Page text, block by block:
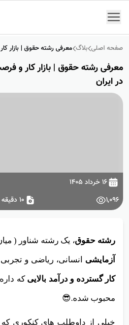
صفحه اصلی بلاگ معرفی رشته حقوق | بازار
معرفی رشته حقوق | بازار کار و
در ایران
۱۶ خرداد ۱۴۰۵
رشته حقوق، یک رشته شناور (
آزمایشیانسانی، ریاضی و
کار گسترده و درآمد بالایی
محبوب شده.😎